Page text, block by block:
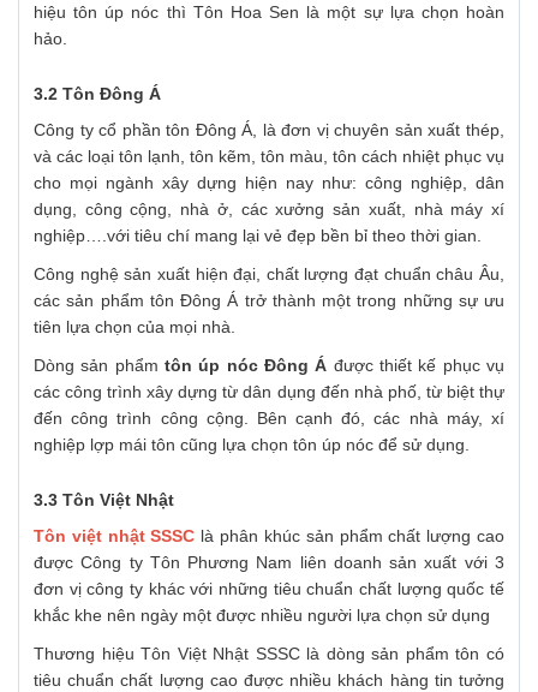
hiệu tôn úp nóc thì Tôn Hoa Sen là một sự lựa chọn hoàn
hảo.
3.2 Tôn Đông Á
Công ty cổ phần tôn Đông Á, là đơn vị chuyên sản xuất thép,
và các loại tôn lạnh, tôn kẽm, tôn màu, tôn cách nhiệt phục vụ
cho mọi ngành xây dựng hiện nay như: công nghiệp, dân
dụng, công cộng, nhà ở, các xưởng sản xuất, nhà máy xí
nghiệp….với tiêu chí mang lại vẻ đẹp bền bỉ theo thời gian.
Công nghệ sản xuất hiện đại, chất lượng đạt chuẩn châu Âu,
các sản phẩm tôn Đông Á trở thành một trong những sự ưu
tiên lựa chọn của mọi nhà.
Dòng sản phẩm tôn úp nóc Đông Á được thiết kế phục vụ
các công trình xây dựng từ dân dụng đến nhà phố, từ biệt thự
đến công trình công cộng. Bên cạnh đó, các nhà máy, xí
nghiệp lợp mái tôn cũng lựa chọn tôn úp nóc để sử dụng.
3.3 Tôn Việt Nhật
Tôn việt nhật SSSC là phân khúc sản phẩm chất lượng cao
được Công ty Tôn Phương Nam liên doanh sản xuất với 3
đơn vị công ty khác với những tiêu chuẩn chất lượng quốc tế
khắc khe nên ngày một được nhiều người lựa chọn sử dụng
Thương hiệu Tôn Việt Nhật SSSC là dòng sản phẩm tôn có
tiêu chuẩn chất lượng cao được nhiều khách hàng tin tưởng